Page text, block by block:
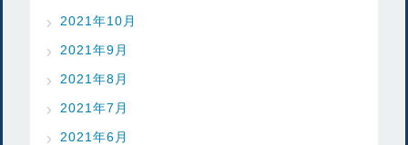
2021年10月
2021年9月
2021年8月
2021年7月
2021年6月